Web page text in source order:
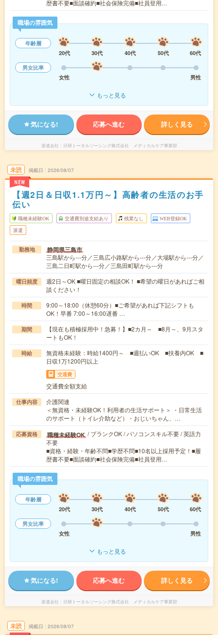
歴書不要■面談確約■社会保険完備■社員登用…
職場の雰囲気
年齢層
20代
30代 40代 50代
60代
男女比率
女性
男性
もっと見る
気になる! 応募へ進む 詳しく見る
派遣会社 日研トータルソーシング株式会社 メディカルケア事業部
未読
NEW
掲載日 2026/08/07
【週2日＆日収1.1万円～】高齢者の生活のお手
伝い
職種未経験OK 交通費別途支給あり 残業なし WEB登録OK
派遣
勤務地 静岡県三島市
三島駅から---分／三島広小路駅から---分／大場駅から---分／
三島二日町駅から---分／三島田町駅から---分
曜日頻度
週2日～OK ■曜日固定の相談OK！ ■希望の曜日があればご相
談ください！
時間
9:00～18:00（休憩60分）■ご希望があれば下記シフトも
OK！早番 7:00～16:00遅番 …
期間
【現在も積極採用中！急募！】■2カ月～ ■8月～、9月スタ
ートもOK！
時給
無資格未経験：時給1400円～ ■週払いOK ■扶養内OK ■
日収1万1200円以上
交通費
交通費全額支給
仕事内容
介護関連
＜無資格・未経験OK！利用者の生活サポート＞ ・日常生活
のサポート（トイレ介助など）・おじいちゃん、…
応募資格 職種未経験OK / ブランクOK / パソコンスキル不要 / 英語力
不要
■資格・経験・年齢不問■学歴不問■10名以上採用予定！■履
歴書不要■面談確約■社会保険完備■社員登用…
職場の雰囲気
年齢層
20代
30代 40代 50代
60代
男女比率
女性
男性
もっと見る
気になる! 応募へ進む 詳しく見る
派遣会社 日研トータルソーシング株式会社 メディカルケア事業部
未読 掲載日 2026/08/07